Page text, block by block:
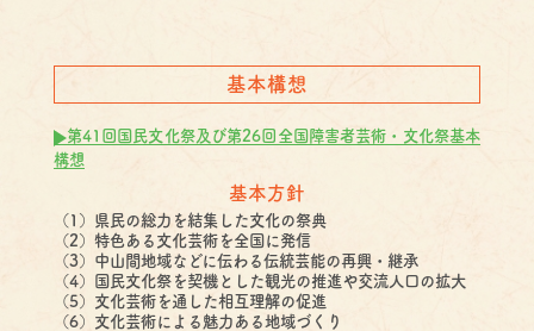
基本構想
第41回国民文化祭及び第26回全国障害者芸術・文化祭基本
構想
基本方針
（1）県民の総力を結集した文化の祭典
（2）特色ある文化芸術を全国に発信
（3）中山間地域などに伝わる伝統芸能の再興・継承
（4）国民文化祭を契機とした観光の推進や交流人口の拡大
（5）文化芸術を通した相互理解の促進
（6）文化芸術による魅力ある地域づくり